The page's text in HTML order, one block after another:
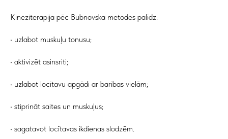
Kineziterapija pēc Bubnovska metodes palīdz:
• uzlabot muskuļu tonusu;
• aktivizēt asinsriti;
• uzlabot locītavu apgādi ar barības vielām;
• stiprināt saites un muskuļus;
• sagatavot locītavas ikdienas slodzēm.